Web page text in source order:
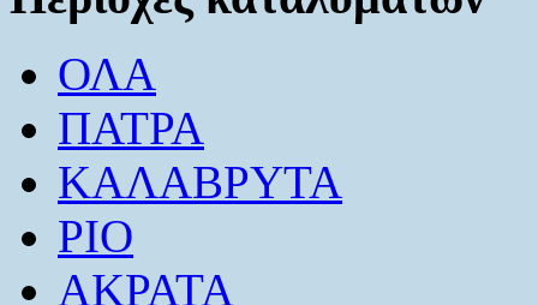
ΟΛΑ
ΠΑΤΡΑ
ΚΑΛΑΒΡΥΤΑ
ΡΙΟ
ΑΚΡΑΤΑ